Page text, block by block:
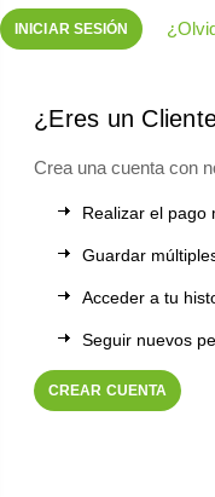
¿Eres un
Crea una cuenta con
Realizar el pago
Guardar
Acceder a tu
Seguir nuevos
CREAR CUENTA